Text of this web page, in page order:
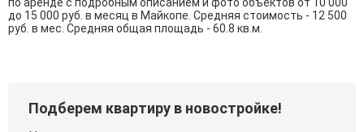
до 15 000 руб. в месяц в Майкопе. Средняя стоимость - 12 500
руб. в мес. Средняя общая площадь - 60.8 кв.м.
Подберем квартиру в новостройке!